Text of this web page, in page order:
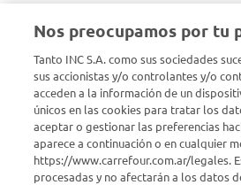
Conocenos
Info útil
Comprá Online
Nos preocupamos por tu
Tanto INC S.A. como sus sociedades
sus accionistas y/o controlantes y/o
acceden a la información de un
únicos en las cookies para tratar los
aceptar o gestionar las preferencias
aparece a continuación o en cualquier
https://www.carrefour.com.ar/legales.
procesadas y no afectarán a los datos